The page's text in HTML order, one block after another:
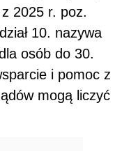
2025 r. poz.
10. nazywa
osób do 30.
i pomoc z
mogą liczyć